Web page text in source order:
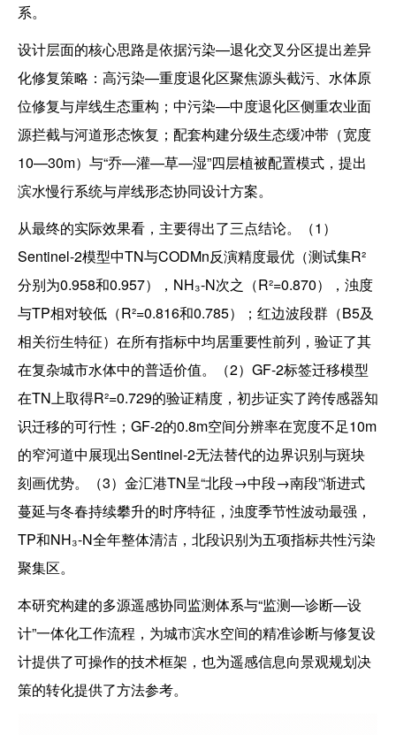
系。
设计层面的核心思路是依据污染—退化交叉分区提出差异
化修复策略：高污染—重度退化区聚焦源头截污、水体原
位修复与岸线生态重构；中污染—中度退化区侧重农业面
源拦截与河道形态恢复；配套构建分级生态缓冲带（宽度
10—30m）与“乔—灌—草—湿”四层植被配置模式，提出
滨水慢行系统与岸线形态协同设计方案。
从最终的实际效果看，主要得出了三点结论。（1）
Sentinel-2模型中TN与CODMn反演精度最优（测试集R²
分别为0.958和0.957），NH₃-N次之（R²=0.870），浊度
与TP相对较低（R²=0.816和0.785）；红边波段群（B5及
相关衍生特征）在所有指标中均居重要性前列，验证了其
在复杂城市水体中的普适价值。（2）GF-2标签迁移模型
在TN上取得R²=0.729的验证精度，初步证实了跨传感器知
识迁移的可行性；GF-2的0.8m空间分辨率在宽度不足10m
的窄河道中展现出Sentinel-2无法替代的边界识别与斑块
刻画优势。（3）金汇港TN呈“北段→中段→南段”渐进式
蔓延与冬春持续攀升的时序特征，浊度季节性波动最强，
TP和NH₃-N全年整体清洁，北段识别为五项指标共性污染
聚集区。
本研究构建的多源遥感协同监测体系与“监测—诊断—设
计”一体化工作流程，为城市滨水空间的精准诊断与修复设
计提供了可操作的技术框架，也为遥感信息向景观规划决
策的转化提供了方法参考。